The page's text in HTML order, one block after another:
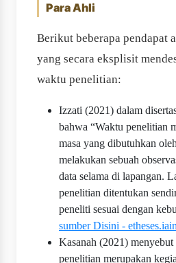
Para Ahli
Berikut beberapa pendapat
yang secara eksplisit
waktu penelitian:
Izzati (2021) dalam
bahwa “Waktu penelitian
masa yang dibutuhkan
melakukan sebuah
data selama di lapangan.
penelitian ditentukan
peneliti sesuai dengan
sumber Disini -
Kasanah (2021)
penelitian merupakan